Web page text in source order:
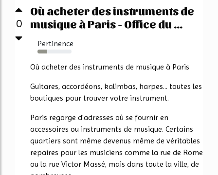
0
Où acheter des instruments de
musique à Paris - Office du ...
Pertinence
29%
Où acheter des instruments de musique à Paris
Guitares, accordéons, kalimbas, harpes... toutes les
boutiques pour trouver votre instrument.
Paris regorge d'adresses où se fournir en
accessoires ou instruments de musique. Certains
quartiers sont même devenus même de véritables
repaires pour les musiciens comme la rue de Rome
ou la rue Victor Massé, mais dans toute la ville, de